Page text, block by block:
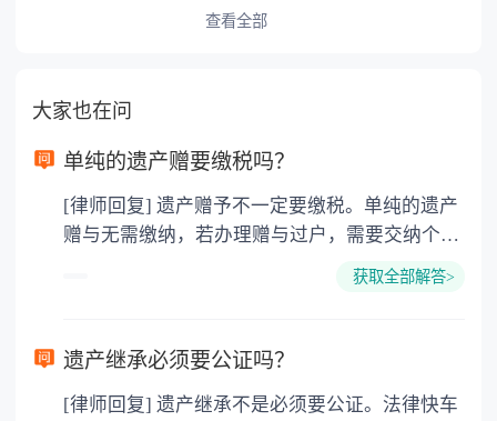
查看全部
大家也在问
单纯的遗产赠要缴税吗？
[律师回复] 遗产赠予不一定要缴税。单纯的遗产
赠与无需缴纳，若办理赠与过户，需要交纳个人
所得税、契税和公证费。赠与过户是没有增值税
要缴纳公证费，具体如下： 1. 公证费：按房
3. 印花税：按房屋评估价的0.05%缴纳 4. 土
获取全部解答>
遗产继承必须要公证吗？
[律师回复] 遗产继承不是必须要公证。法律快车